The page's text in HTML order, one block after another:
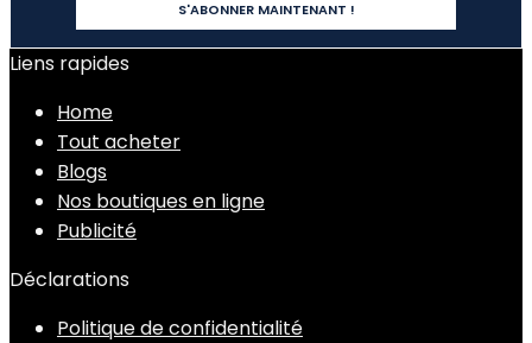
Liens rapides
Home
Tout acheter
Blogs
Nos boutiques en ligne
Publicité
Déclarations
Politique de confidentialité